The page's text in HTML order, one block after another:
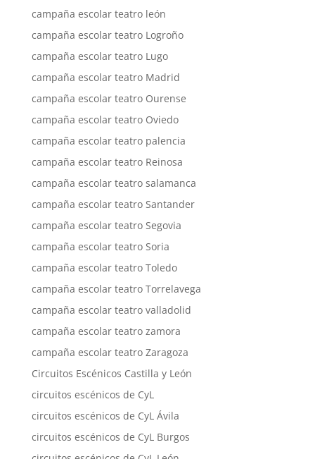
campaña escolar teatro león
campaña escolar teatro Logroño
campaña escolar teatro Lugo
campaña escolar teatro Madrid
campaña escolar teatro Ourense
campaña escolar teatro Oviedo
campaña escolar teatro palencia
campaña escolar teatro Reinosa
campaña escolar teatro salamanca
campaña escolar teatro Santander
campaña escolar teatro Segovia
campaña escolar teatro Soria
campaña escolar teatro Toledo
campaña escolar teatro Torrelavega
campaña escolar teatro valladolid
campaña escolar teatro zamora
campaña escolar teatro Zaragoza
Circuitos Escénicos Castilla y León
circuitos escénicos de CyL
circuitos escénicos de CyL Ávila
circuitos escénicos de CyL Burgos